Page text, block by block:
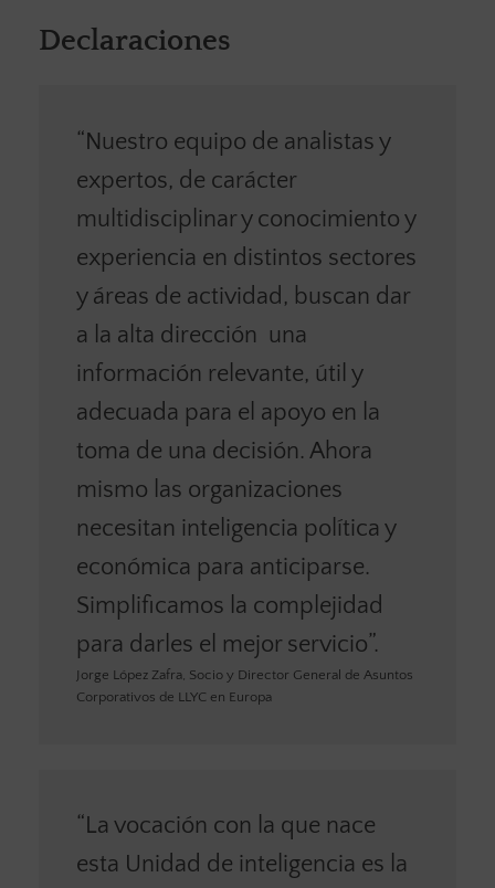
Declaraciones
“Nuestro equipo de analistas y
expertos, de carácter
multidisciplinar y conocimiento y
experiencia en distintos sectores
y áreas de actividad, buscan dar
a la alta dirección una
información relevante, útil y
adecuada para el apoyo en la
toma de una decisión. Ahora
mismo las organizaciones
necesitan inteligencia política y
económica para anticiparse.
Simplificamos la complejidad
para darles el mejor servicio”.
Jorge López Zafra, Socio y Director General de Asuntos
Corporativos de LLYC en Europa
“La vocación con la que nace
esta Unidad de inteligencia es la